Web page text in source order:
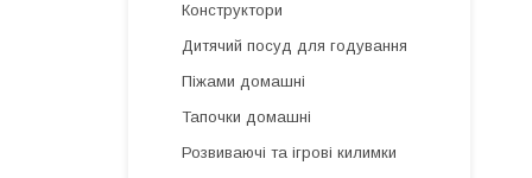
Конструктори
Дитячий посуд для годування
Піжами домашні
Тапочки домашні
Розвиваючі та ігрові килимки